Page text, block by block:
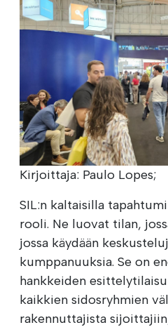
Kirjoittaja: Paulo Lopes;
SIL:n kaltaisilla
rooli. Ne luovat tilan,
jossa käydään
kumppanuuksia. Se on
hankkeiden
kaikkien sidosryhmien
rakennuttajista